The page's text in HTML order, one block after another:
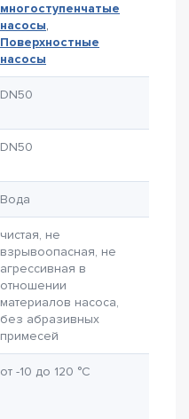
многоступенчатые
насосы,
Поверхностные
насосы
DN50
DN50
Вода
чистая, не
взрывоопасная, не
агрессивная в
отношении
материалов насоса,
без абразивных
примесей
от -10 до 120 °C